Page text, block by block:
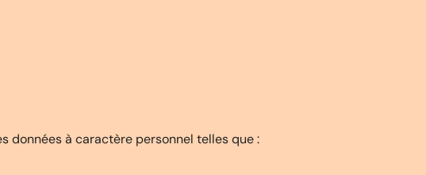
données à caractère personnel telles que :